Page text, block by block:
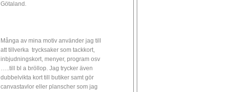
Götaland.
Många av mina motiv använder jag till
att tillverka trycksaker som tackkort,
inbjudningskort, menyer, program osv
…..till bl a bröllop. Jag trycker även
dubbelvikta kort till butiker samt gör
canvastavlor eller planscher som jag